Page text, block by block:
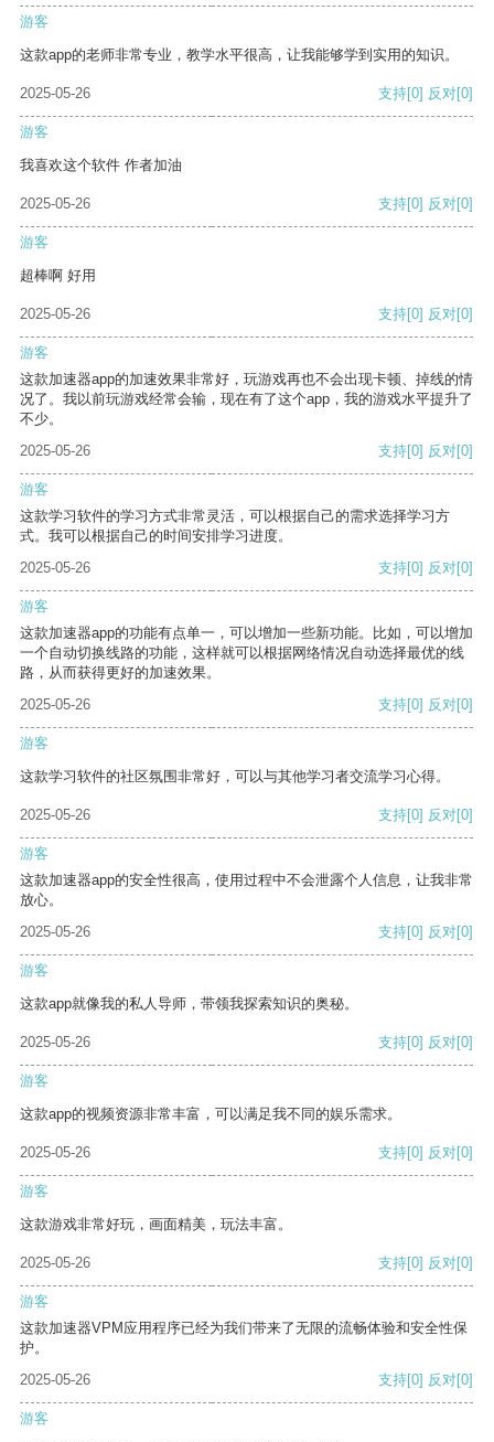
游客
这款app的老师非常专业，教学水平很高，让我能够学到实用的知识。
2025-05-26 支持[0] 反对[0]
游客
我喜欢这个软件 作者加油
2025-05-26 支持[0] 反对[0]
游客
超棒啊 好用
2025-05-26 支持[0] 反对[0]
游客
这款加速器app的加速效果非常好，玩游戏再也不会出现卡顿、掉线的情
况了。我以前玩游戏经常会输，现在有了这个app，我的游戏水平提升了
不少。
2025-05-26
支持[0] 反对[0]
游客
这款学习软件的学习方式非常灵活，可以根据自己的需求选择学习方
式。我可以根据自己的时间安排学习进度。
2025-05-26
支持[0] 反对[0]
游客
这款加速器app的功能有点单一，可以增加一些新功能。比如，可以增加
一个自动切换线路的功能，这样就可以根据网络情况自动选择最优的线
路，从而获得更好的加速效果。
2025-05-26
支持[0] 反对[0]
游客
这款学习软件的社区氛围非常好，可以与其他学习者交流学习心得。
2025-05-26 支持[0] 反对[0]
游客
这款加速器app的安全性很高，使用过程中不会泄露个人信息，让我非常
放心。
2025-05-26
支持[0] 反对[0]
游客
这款app就像我的私人导师，带领我探索知识的奥秘。
2025-05-26 支持[0] 反对[0]
游客
这款app的视频资源非常丰富，可以满足我不同的娱乐需求。
2025-05-26 支持[0] 反对[0]
游客
这款游戏非常好玩，画面精美，玩法丰富。
2025-05-26 支持[0] 反对[0]
游客
这款加速器VPM应用程序已经为我们带来了无限的流畅体验和安全性保
护。
2025-05-26
支持[0] 反对[0]
游客